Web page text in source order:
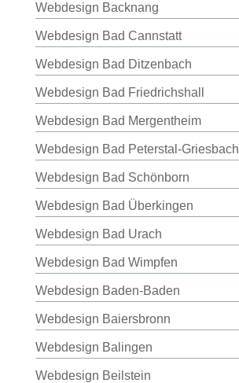
Webdesign Backnang
Webdesign Bad Cannstatt
Webdesign Bad Ditzenbach
Webdesign Bad Friedrichshall
Webdesign Bad Mergentheim
Webdesign Bad Peterstal-Griesbach
Webdesign Bad Schönborn
Webdesign Bad Überkingen
Webdesign Bad Urach
Webdesign Bad Wimpfen
Webdesign Baden-Baden
Webdesign Baiersbronn
Webdesign Balingen
Webdesign Beilstein